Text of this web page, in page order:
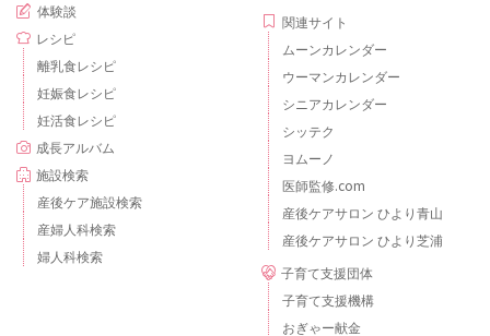
体験談
レシピ
離乳食レシピ
妊娠食レシピ
妊活食レシピ
成長アルバム
施設検索
産後ケア施設検索
産婦人科検索
婦人科検索
関連サイト
ムーンカレンダー
ウーマンカレンダー
シニアカレンダー
シッテク
ヨムーノ
医師監修.com
産後ケアサロン ひより青山
産後ケアサロン ひより芝浦
子育て支援団体
子育て支援機構
おぎゃー献金